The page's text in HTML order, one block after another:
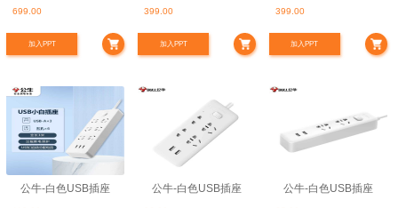
699.00
加入PPT
399.00
加入PPT
399.00
加入PPT
公牛-白色USB插座 公牛-白色USB插座 公牛-白色USB插座